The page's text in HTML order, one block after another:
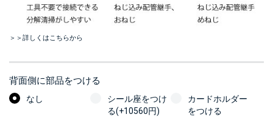
＞＞詳しくはこちらから
背面側に部品をつける
なし
シール座をつけ
る(+10560円)
カードホルダー
をつける